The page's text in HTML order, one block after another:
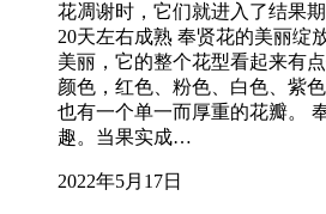
花凋谢时，它们就进入了结果
20天左右成熟 奉贤花的美丽绽
美丽，它的整个花型看起来有
颜色，红色、粉色、白色、紫
也有一个单一而厚重的花瓣。
趣。当果实成…
2022年5月17日